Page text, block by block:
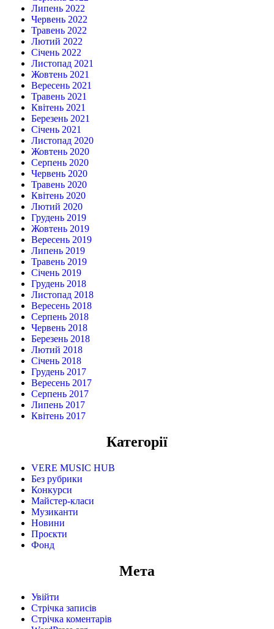
Липень 2022
Червень 2022
Травень 2022
Лютий 2022
Січень 2022
Листопад 2021
Жовтень 2021
Вересень 2021
Травень 2021
Квітень 2021
Березень 2021
Січень 2021
Листопад 2020
Жовтень 2020
Серпень 2020
Червень 2020
Травень 2020
Квітень 2020
Лютий 2020
Грудень 2019
Жовтень 2019
Вересень 2019
Липень 2019
Травень 2019
Січень 2019
Грудень 2018
Листопад 2018
Вересень 2018
Серпень 2018
Червень 2018
Березень 2018
Лютий 2018
Січень 2018
Грудень 2017
Вересень 2017
Серпень 2017
Липень 2017
Квітень 2017
Категорії
VERE MUSIC HUB
Без рубрики
Конкурси
Майстер-класи
Музиканти
Новини
Проєкти
Фонд
Мета
Увійти
Стрічка записів
Стрічка коментарів